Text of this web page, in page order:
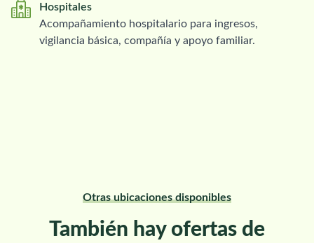
Hospitales
Acompañamiento hospitalario para ingresos,
vigilancia básica, compañía y apoyo familiar.
Otras ubicaciones disponibles
También hay ofertas de